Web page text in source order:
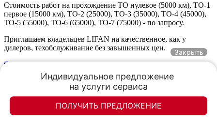
Стоимость работ на прохождение ТО нулевое (5000 км), ТО-1
первое (15000 км), ТО-2 (25000), ТО-3 (35000), ТО-4 (45000),
ТО-5 (55000), ТО-6 (65000), ТО-7 (75000) - по запросу.
Приглашаем владельцев LIFAN на качественное, как у
дилеров, техобслуживание без завышенных цен.
Оформить заказ
Гарантия на ремонт - 365 дней
Закрыть
Индивидуальное предложение
на услуги сервиса
ПОЛУЧИТЬ ПРЕДЛОЖЕНИЕ
Элан-моторс
Элан-моторс